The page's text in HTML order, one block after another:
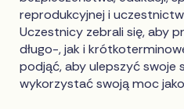
reprodukcyjnej i
Uczestnicy zebrali się, aby
długo-, jak i
podjąć, aby ulepszyć swoje
wykorzystać swoją moc